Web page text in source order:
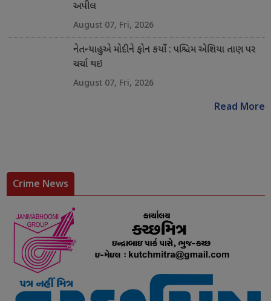
અપીલ
August 07, Fri, 2026
નેતન્યાહુએ મોદીને ફોન કર્યો : પશ્ચિમ એશિયા તાણ પર
ચર્ચા થઇ
August 07, Fri, 2026
Read More
Crime News